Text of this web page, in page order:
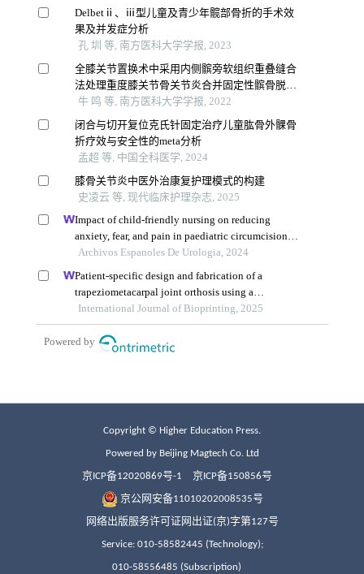
Copyright © Higher Education Press.
Powered by Beijing Magtech Co. Ltd
京ICP备12020869号-1 京ICP备150856号
京公网安备11010202008535号
网络出版服务许可证网出证(京)字第127号
Service: 010-58582445 (Technology);
010-58556485 (Subscription)